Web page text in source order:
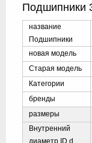
Подшипники
название
Подшипники
новая модель
Старая модель
Категории
бренды
размеры
Внутренний
диаметр ID d